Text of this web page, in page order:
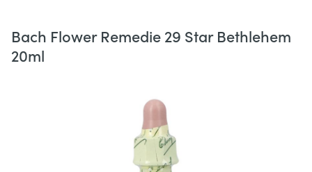
Bach Flower Remedie 29 Star Bethlehem
20ml